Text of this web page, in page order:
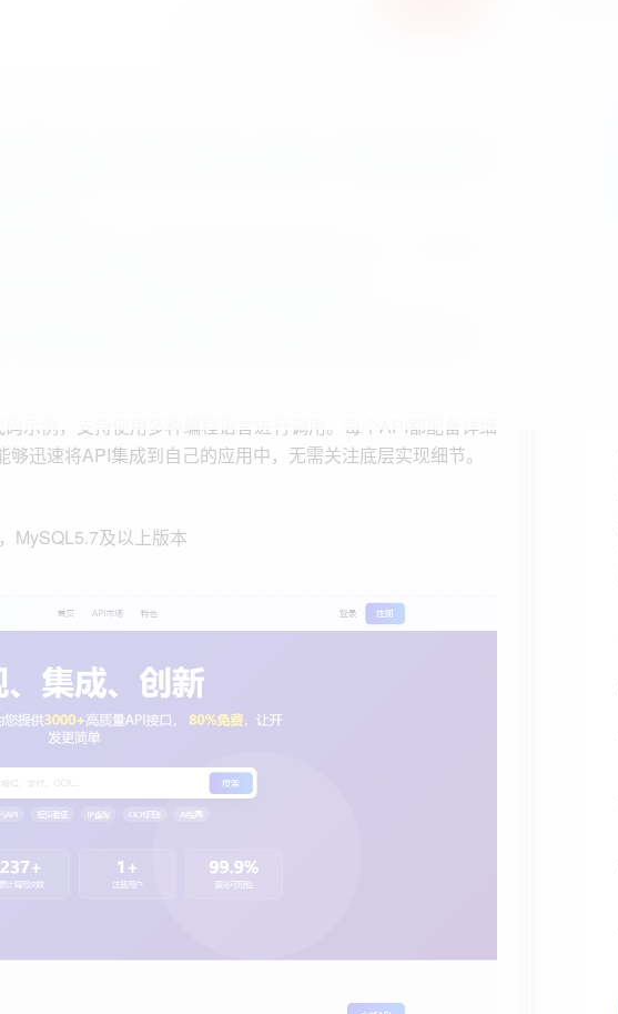
示例，支持使用多种编程语言进行调用。每个API都配备详细
迅速将API集成到自己的应用中，无需关注底层实现细节。
MySQL5.7及以上版本